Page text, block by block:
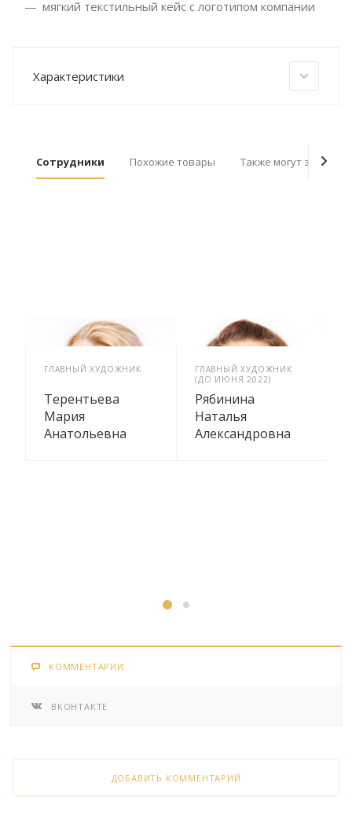
мягкий текстильный кейс с логотипом компании
Характеристики
Сотрудники Похожие товары Также могут
ГЛАВНЫЙ ХУДОЖНИК
Терентьева
Мария
Анатольевна
ГЛАВНЫЙ ХУДОЖНИК
(ДО ИЮНЯ 2022)
Рябинина
Наталья
Александровна
КОММЕНТАРИИ
ВКОНТАКТЕ
ДОБАВИТЬ КОММЕНТАРИЙ